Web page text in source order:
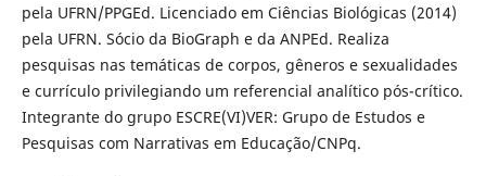
pela UFRN/PPGEd. Licenciado em Ciências Biológicas (2014)
pela UFRN. Sócio da BioGraph e da ANPEd. Realiza
pesquisas nas temáticas de corpos, gêneros e sexualidades
e currículo privilegiando um referencial analítico pós-crítico.
Integrante do grupo ESCRE(VI)VER: Grupo de Estudos e
Pesquisas com Narrativas em Educação/CNPq.